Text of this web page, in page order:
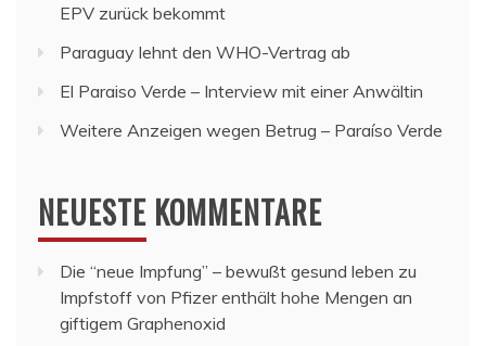
EPV zurück bekommt
Paraguay lehnt den WHO-Vertrag ab
El Paraiso Verde – Interview mit einer Anwältin
Weitere Anzeigen wegen Betrug – Paraíso Verde
NEUESTE KOMMENTARE
Die “neue Impfung” – bewußt gesund leben zu
Impfstoff von Pfizer enthält hohe Mengen an
giftigem Graphenoxid